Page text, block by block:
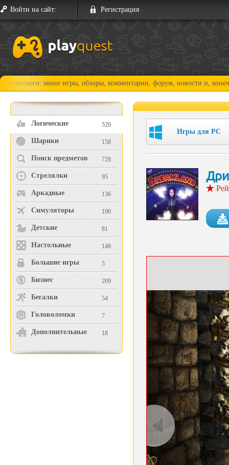
Войти на сайт: Регистрация
мини игры, обзоры, комментарии, форум, новости и, конечно,
Логические 520
Шарики 158
Поиск предметов 728
Стрелялки 95
Аркадные 136
Симуляторы 190
Детские 81
Настольные 148
Большие игры 5
Бизнес 209
Бегалки 54
Головоломки 7
Дополнительные 18
Игры для PC